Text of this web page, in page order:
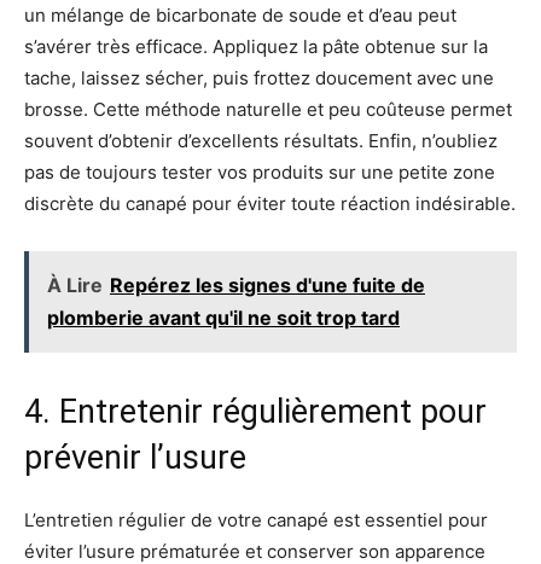
un mélange de bicarbonate de soude et d’eau peut
s’avérer très efficace. Appliquez la pâte obtenue sur la
tache, laissez sécher, puis frottez doucement avec une
brosse. Cette méthode naturelle et peu coûteuse permet
souvent d’obtenir d’excellents résultats. Enfin, n’oubliez
pas de toujours tester vos produits sur une petite zone
discrète du canapé pour éviter toute réaction indésirable.
À Lire Repérez les signes d'une fuite de
plomberie avant qu'il ne soit trop tard
4. Entretenir régulièrement pour
prévenir l’usure
L’entretien régulier de votre canapé est essentiel pour
éviter l’usure prématurée et conserver son apparence